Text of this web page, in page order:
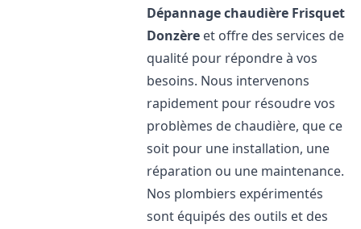
Dépannage chaudière Frisquet
Donzère et offre des services de
qualité pour répondre à vos
besoins. Nous intervenons
rapidement pour résoudre vos
problèmes de chaudière, que ce
soit pour une installation, une
réparation ou une maintenance.
Nos plombiers expérimentés
sont équipés des outils et des